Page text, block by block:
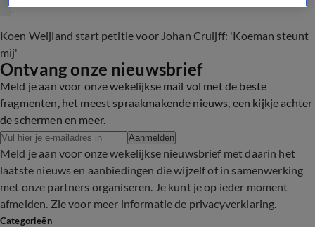
Koen Weijland start petitie voor Johan Cruijff: 'Koeman steunt
mij'
Ontvang onze nieuwsbrief
Meld je aan voor onze wekelijkse mail vol met de beste
fragmenten, het meest spraakmakende nieuws, een kijkje achter
de schermen en meer.
Aanmelden
Meld je aan voor onze wekelijkse nieuwsbrief met daarin het
laatste nieuws en aanbiedingen die wijzelf of in samenwerking
met onze partners organiseren. Je kunt je op ieder moment
afmelden. Zie voor meer informatie de privacyverklaring.
Categorieën